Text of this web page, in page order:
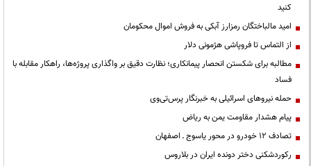
کنید
امید مالباختگان رمزارز آبکی به فروش اموال محکومان
از التماس تا فروپاشی هژمونی دلار
مطالبه برای شکستن انحصار پیمانکاری؛ نظارت دقیق بر واگذاری پروژه‌ها، راهکار مقابله با
فساد
حمله نیروهای اسرائیلی به خبرنگار پرس‌تی‌وی
پیام هشدار مقاومت یمن به ریاض
تصادف ۱۲ خودرو در محور یاسوج ـ اصفهان
رکوردشکنی دختر دونده ایران در بلاروس